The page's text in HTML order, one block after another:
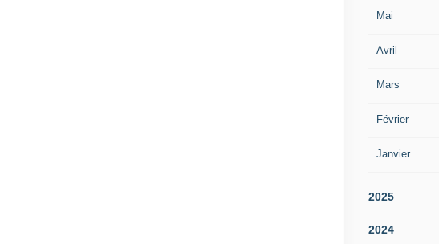
Mai
Avril
Mars
Février
Janvier
2025
2024